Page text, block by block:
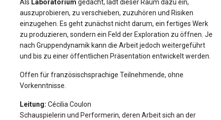
Als Laboratorium gedacht, lädt dieser Raum dazu ein,
auszuprobieren, zu verschieben, zuzuhören und Risiken
einzugehen. Es geht zunächst nicht darum, ein fertiges Werk
zu produzieren, sondern ein Feld der Exploration zu öffnen. Je
nach Gruppendynamik kann die Arbeit jedoch weitergeführt
und bis zu einer öffentlichen Präsentation entwickelt werden.
Offen für französischsprachige Teilnehmende, ohne
Vorkenntnisse.
Leitung: Cécilia Coulon
Schauspielerin und Performerin, deren Arbeit sich an der